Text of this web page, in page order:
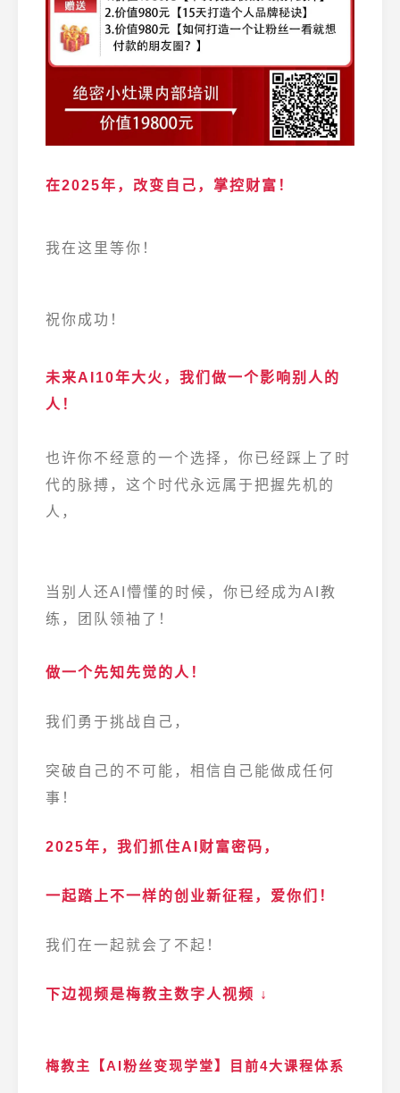
在2025年，改变自己，掌控财富！
我在这里等你！
祝你成功！
未来AI10年大火， 我们做一个影响别人的
人！
也许你不经意的一个选择，你已经踩上了时
代的脉搏，这个时代永远属于把握先机的
人，
当别人还AI懵懂的时候，你已经成为AI教
练，团队领袖了！
做一个先知先觉的人！
我们勇于挑战自己，
突破自己的不可能，相信自己能做成任何
事！
2025年，我们抓住AI财富密码，
一起踏上不一样的创业新征程，爱你们！
我们在一起就会了不起！
下边视频是梅教主数字人视频 ↓
梅教主【AI粉丝变现学堂】目前4大课程体系